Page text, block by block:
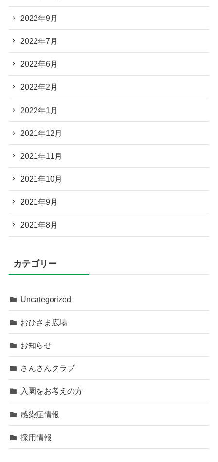
2022年9月
2022年7月
2022年6月
2022年2月
2022年1月
2021年12月
2021年11月
2021年10月
2021年9月
2021年8月
カテゴリー
Uncategorized
おひさま広場
お知らせ
さんさんクラブ
入園をお考えの方
感染症情報
採用情報